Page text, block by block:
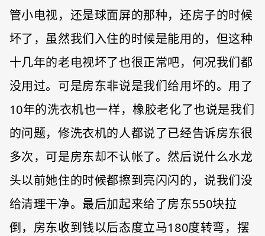
管小电视，还是球面屏的那种，还房子的时候
坏了，虽然我们入住的时候是能用的，但这种
十几年的老电视坏了也很正常吧，何况我们都
没用过。可是房东非说是我们给用坏的。用了
10年的洗衣机也一样，橡胶老化了也说是我们
的问题，修洗衣机的人都说了已经告诉房东很
多次，可是房东却不认帐了。然后说什么水龙
头以前她住的时候都擦到亮闪闪的，说我们没
给清理干净。最后加起来给了房东550块拉
倒，房东收到钱以后态度立马180度转弯，摆